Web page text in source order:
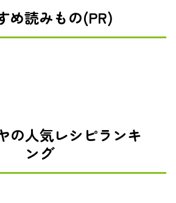
め読みもの(PR)
の人気レシピランキ
ング